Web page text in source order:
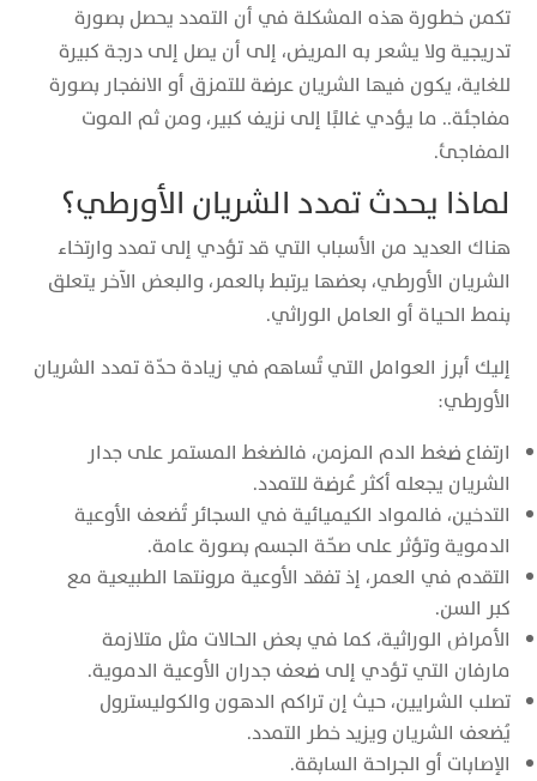
تكمن خطورة هذه المشكلة في أن التمدد يحصل بصورة
تدريجية ولا يشعر به المريض، إلى أن يصل إلى درجة كبيرة
للغاية، يكون فيها الشريان عرضة للتمزق أو الانفجار بصورة
مفاجئة.. ما يؤدي غالبًا إلى نزيف كبير، ومن ثم الموت
المفاجئ.
لماذا يحدث تمدد الشريان الأورطي؟
هناك العديد من الأسباب التي قد تؤدي إلى تمدد وارتخاء
الشريان الأورطي، بعضها يرتبط بالعمر، والبعض الآخر يتعلق
بنمط الحياة أو العامل الوراثي.
إليك أبرز العوامل التي تُساهم في زيادة حدّة تمدد الشريان
الأورطي:
ارتفاع ضغط الدم المزمن، فالضغط المستمر على جدار
الشريان يجعله أكثر عُرضة للتمدد.
التدخين، فالمواد الكيميائية في السجائر تُضعف الأوعية
الدموية وتؤثر على صحّة الجسم بصورة عامة.
التقدم في العمر، إذ تفقد الأوعية مرونتها الطبيعية مع
كبر السن.
الأمراض الوراثية، كما في بعض الحالات مثل متلازمة
مارفان التي تؤدي إلى ضعف جدران الأوعية الدموية.
تصلب الشرايين، حيث إن تراكم الدهون والكوليسترول
يُضعف الشريان ويزيد خطر التمدد.
الإصابات أو الجراحة السابقة.